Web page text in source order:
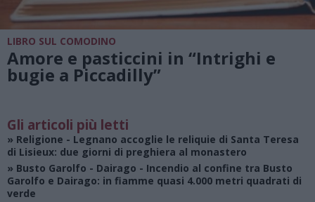
LIBRO SUL COMODINO
Amore e pasticcini in “Intrighi e
bugie a Piccadilly”
Gli articoli più letti
» Religione - Legnano accoglie le reliquie di Santa Teresa
di Lisieux: due giorni di preghiera al monastero
» Busto Garolfo - Dairago - Incendio al confine tra Busto
Garolfo e Dairago: in fiamme quasi 4.000 metri quadrati di
verde